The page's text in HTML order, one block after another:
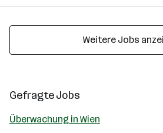
Weitere Jobs
Gefragte Jobs
Überwachung in Wien